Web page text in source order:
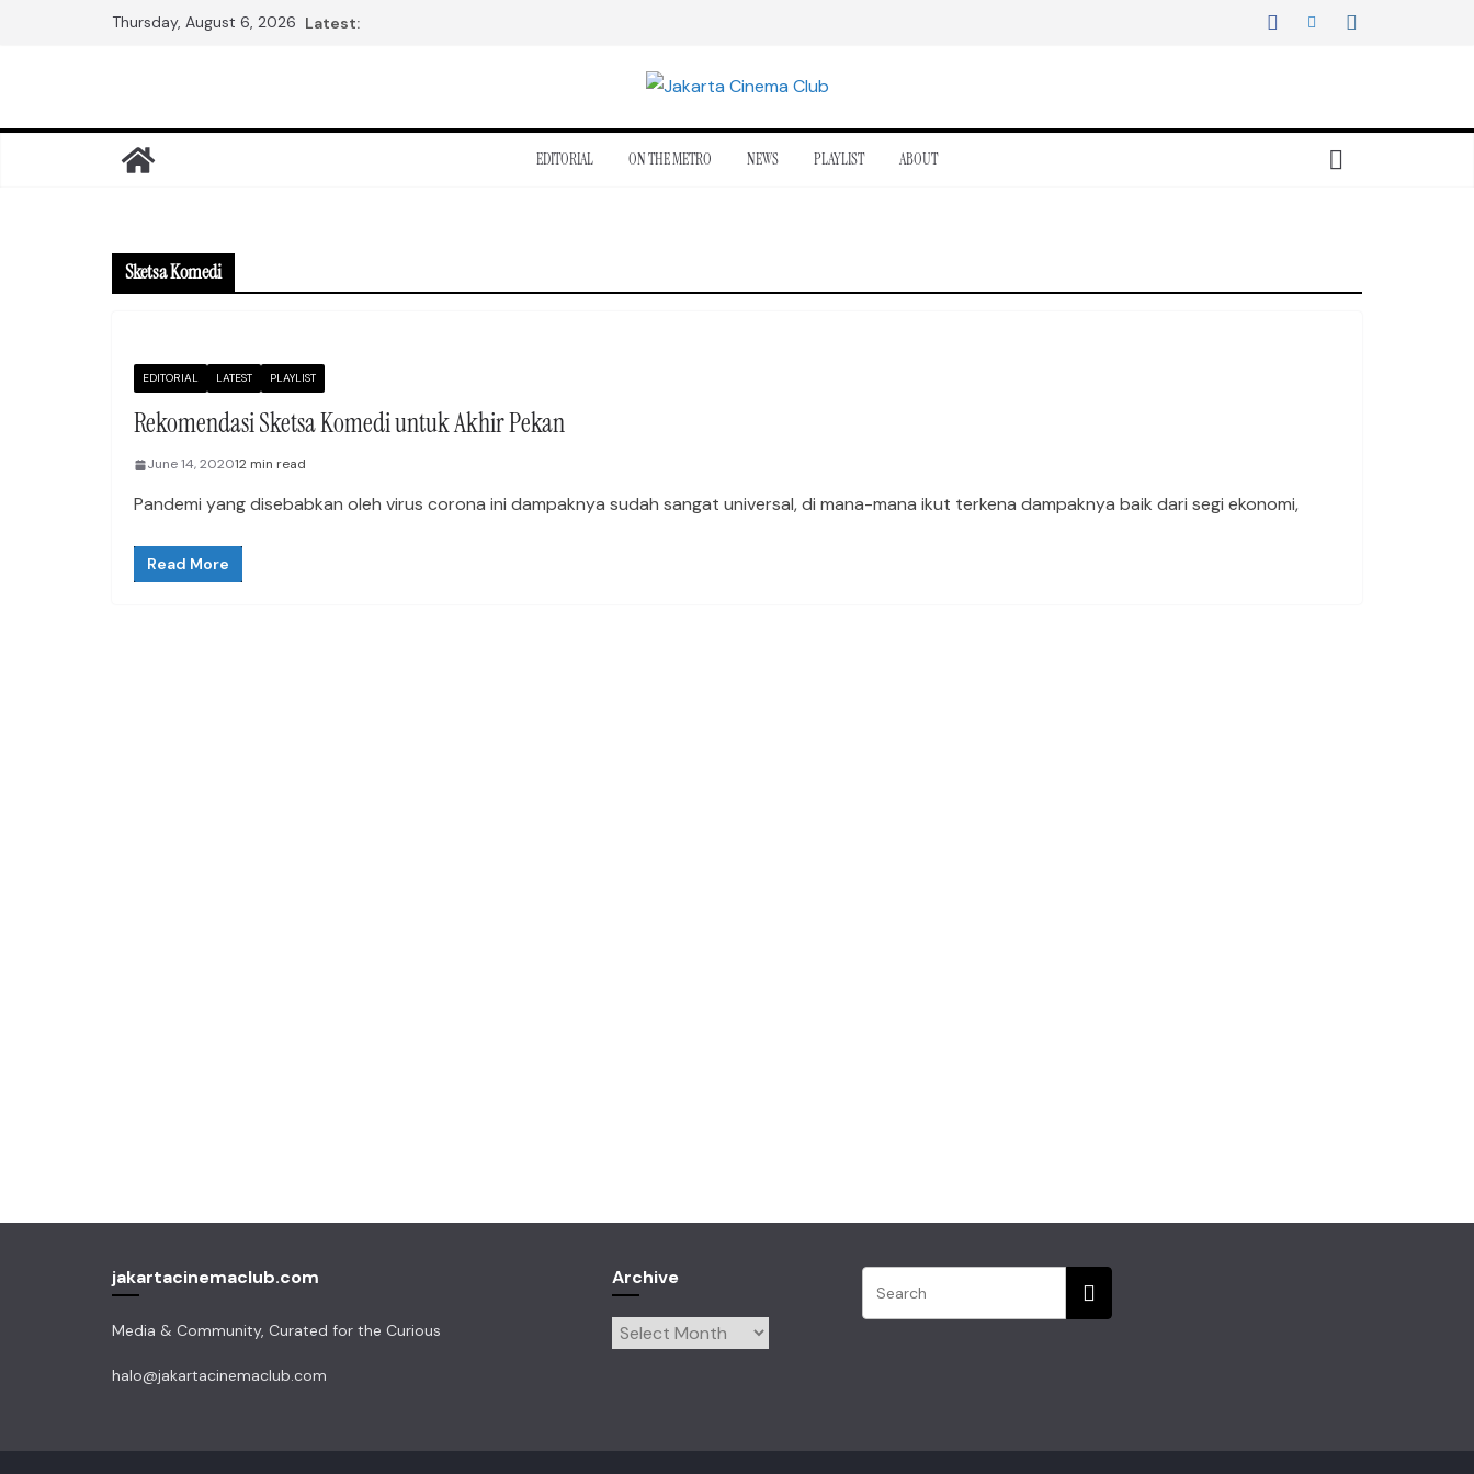
Thursday, August 6, 2026 Latest:
EDITORIAL ON THE METRO NEWS PLAYLIST ABOUT
Sketsa Komedi
EDITORIAL LATEST PLAYLIST
Rekomendasi Sketsa Komedi untuk Akhir Pekan
June 14, 202012 min read
Pandemi yang disebabkan oleh virus corona ini dampaknya sudah sangat universal, di mana-mana ikut terkena dampaknya baik dari segi ekonomi,
Read More
jakartacinemaclub.com
Media & Community, Curated for the Curious
halo@jakartacinemaclub.com
Archive
Archive